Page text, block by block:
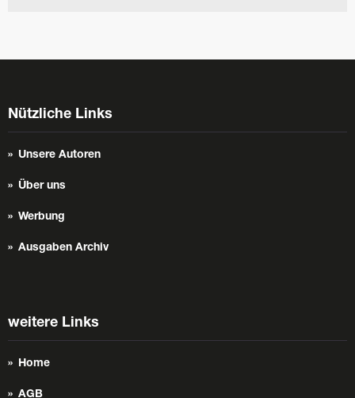
Nützliche Links
Unsere Autoren
Über uns
Werbung
Ausgaben Archiv
weitere Links
Home
AGB